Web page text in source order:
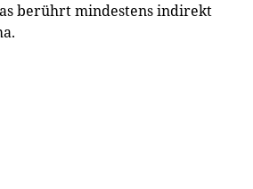
berührt mindestens indirekt